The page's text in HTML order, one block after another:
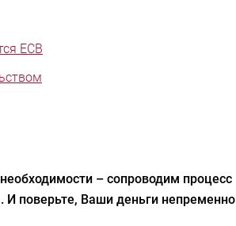
ЕСВ
– сопроводим процесс
И поверьте, Ваши деньги непременно